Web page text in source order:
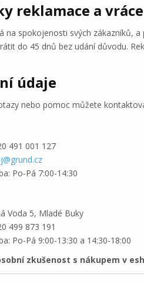
reklamace a
na spokojenosti svých zákazníků,
do 45 dnů bez udání důvodu.
údaje
nebo pomoc můžete
491 001 127
Po-Pá 7:00-14:30
Voda 5, Mladé Buky
499 873 191
Po-Pá 9:00-13:30 a 14:30-18:00
zkušenost s nákupem v